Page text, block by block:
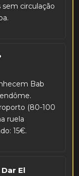
sem circulação
Bab
(80-100
ruela
15€.
El